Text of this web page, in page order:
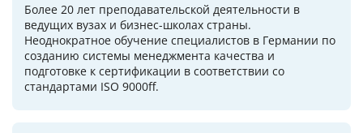
Более 20 лет преподавательской деятельности в
ведущих вузах и бизнес-школах страны.
Неоднократное обучение специалистов в Германии по
созданию системы менеджмента качества и
подготовке к сертификации в соответствии со
стандартами ISO 9000ff.